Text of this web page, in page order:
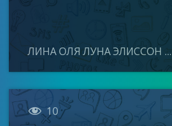
ЛИНА ОЛЯ ЛУНА ЭЛИССОН ...
 10